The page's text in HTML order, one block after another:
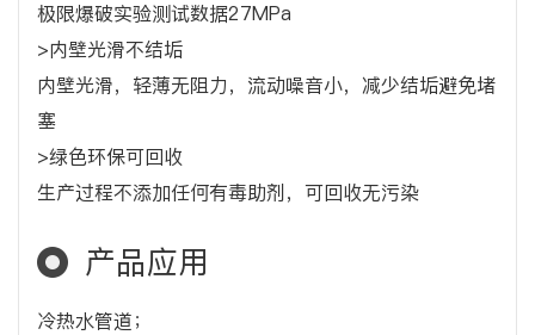
极限爆破实验测试数据27MPa
>内壁光滑不结垢
内壁光滑，轻薄无阻力，流动噪音小，减少结垢避免堵
塞
>绿色环保可回收
生产过程不添加任何有毒助剂，可回收无污染
产品应用
冷热水管道；